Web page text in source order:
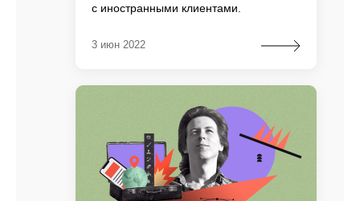
3 июн 2022
с иностранными клиентами.